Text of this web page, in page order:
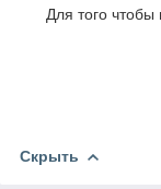
Для того
Скрыть